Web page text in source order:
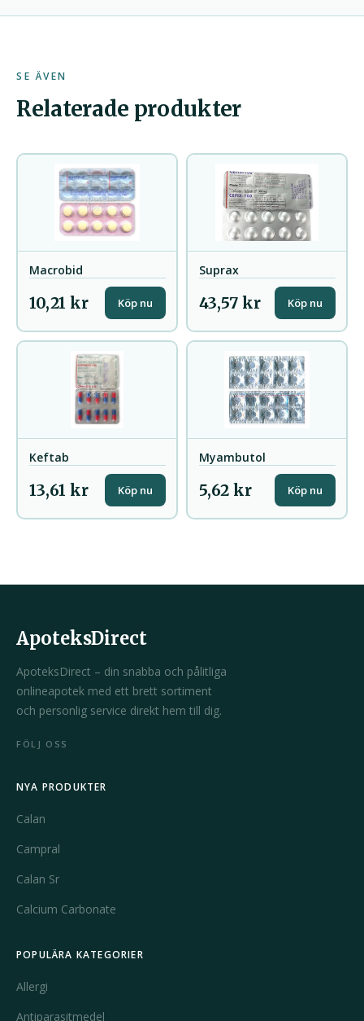
SE ÄVEN
Relaterade produkter
Macrobid
10,21 kr Köp nu
Suprax
43,57 kr Köp nu
Keftab
13,61 kr Köp nu
Myambutol
5,62 kr Köp nu
ApoteksDirect
ApoteksDirect – din snabba och pålitliga
onlineapotek med ett brett sortiment
och personlig service direkt hem till dig.
FÖLJ OSS
NYA PRODUKTER
Calan
Campral
Calan Sr
Calcium Carbonate
POPULÄRA KATEGORIER
Allergi
Antiparasitmedel